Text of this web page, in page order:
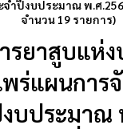
จำปีงบประมาณ พ.ศ
จำนวน 19 รายการ)
รยาสูบแห่ง
พร่แผนการ
บประมาณ